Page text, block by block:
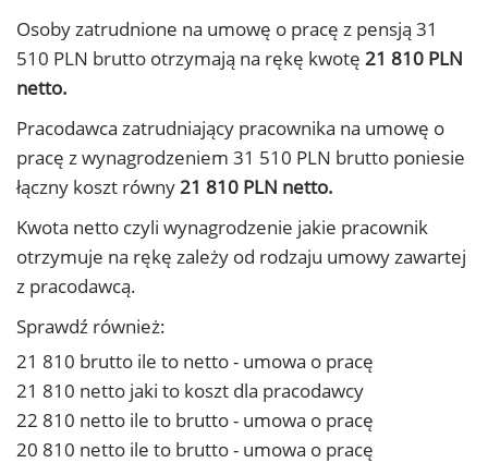
Osoby zatrudnione na umowę o pracę z pensją 31
510 PLN brutto otrzymają na rękę kwotę 21 810 PLN
netto.
Pracodawca zatrudniający pracownika na umowę o
pracę z wynagrodzeniem 31 510 PLN brutto poniesie
łączny koszt równy21 810 PLN netto.
Kwota netto czyli wynagrodzenie jakie pracownik
otrzymuje na rękę zależy od rodzaju umowy zawartej
z pracodawcą.
Sprawdź również:
21 810 brutto ile to netto - umowa o pracę
21 810 netto jaki to koszt dla pracodawcy
22 810 netto ile to brutto - umowa o pracę
20 810 netto ile to brutto - umowa o pracę